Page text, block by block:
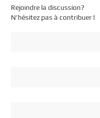
Rejoindre la discussion?
N’hésitez pas à contribuer !